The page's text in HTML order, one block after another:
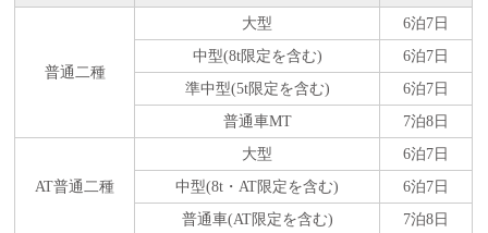
普通二種
大型
6泊7日
中型(8t限定を含む)
6泊7日
準中型(5t限定を含む)
6泊7日
普通車MT
7泊8日
AT普通二種
大型
6泊7日
中型(8t・AT限定を含む)
6泊7日
普通車(AT限定を含む)
7泊8日